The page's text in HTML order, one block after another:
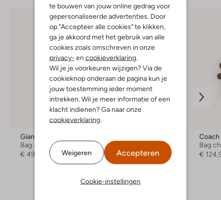
te bouwen van jouw online gedrag voor
gepersonaliseerde advertenties. Door
op "Accepteer alle cookies" te klikken,
ga je akkoord met het gebruik van alle
cookies zoals omschreven in onze
privacy- en cookieverklaring.
Wil je je voorkeuren wijzigen? Via de
cookieknop onderaan de pagina kun je
jouw toestemming ieder moment
intrekken. Wil je meer informatie of een
klacht indienen? Ga naar onze
cookieverklaring.
Weigeren Accepteren
Cookie-instellingen
Gianni Chiarini
Bag charms
€ 49,99
Bag charms
€ 124,99
Coach
Bag
€